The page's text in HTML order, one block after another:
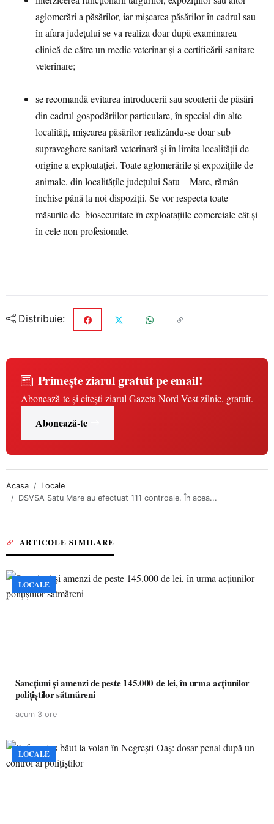
aglomerări a păsărilor, iar mișcarea păsărilor în cadrul sau
în afara județului se va realiza doar după examinarea
clinică de către un medic veterinar și a certificării sanitare
veterinare;
se recomandă evitarea introducerii sau scoaterii de păsări
din cadrul gospodăriilor particulare, în special din alte
localități, mișcarea păsărilor realizându-se doar sub
supraveghere sanitară veterinară și în limita localității de
origine a exploatației. Toate aglomerările și expozițiile de
animale, din localitățile județului Satu – Mare, rămân
închise până la noi dispoziții. Se vor respecta toate
măsurile de biosecuritate în exploatațiile comerciale cât și
în cele non profesionale.
Distribuie:
Primește ziarul gratuit pe email!
Abonează-te și citești ziarul Gazeta Nord-Vest zilnic, gratuit.
Abonează-te
Acasa
Locale
DSVSA Satu Mare au efectuat 111 controale. În acea...
ARTICOLE SIMILARE
LOCALE
Sancțiuni și amenzi de peste 145.000 de lei, în urma acțiunilor
polițiștilor sătmăreni
acum 3 ore
LOCALE